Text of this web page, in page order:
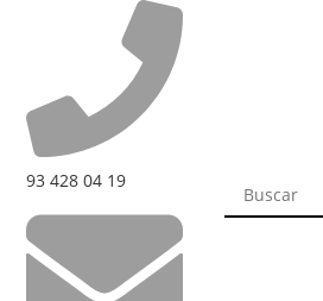
93 428 04 19